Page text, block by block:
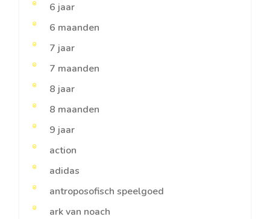
6 jaar
6 maanden
7 jaar
7 maanden
8 jaar
8 maanden
9 jaar
action
adidas
antroposofisch speelgoed
ark van noach